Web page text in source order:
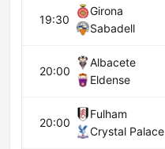
19:30
Girona
Sabadell
20:00
Albacete
Eldense
20:00
Fulham
Crystal Palace